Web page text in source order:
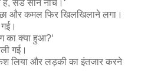
हैं, सैड सीन नीचे।‘
और कमल फिर खिलखिलाने लगा।
का क्या हुआ?‘
गई।
लिया और लड़की का इंतजार करने